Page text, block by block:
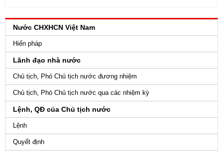
Nước CHXHCN Việt Nam
Hiến pháp
Lãnh đạo nhà nước
Chủ tịch, Phó Chủ tịch nước đương nhiệm
Chủ tịch, Phó Chủ tịch nước qua các nhiệm kỳ
Lệnh, QĐ của Chủ tịch nước
Lệnh
Quyết định